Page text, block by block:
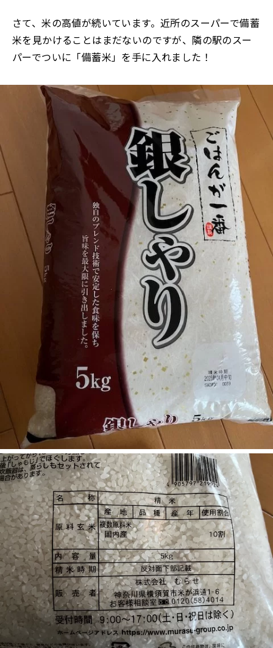
さて、米の高値が続いています。近所のスーパーで備蓄
米を見かけることはまだないのですが、隣の駅のスー
パーでついに「備蓄米」を手に入れました！